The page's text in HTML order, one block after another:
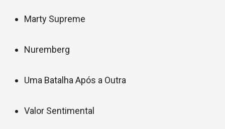
Marty Supreme
Nuremberg
Uma Batalha Após a Outra
Valor Sentimental